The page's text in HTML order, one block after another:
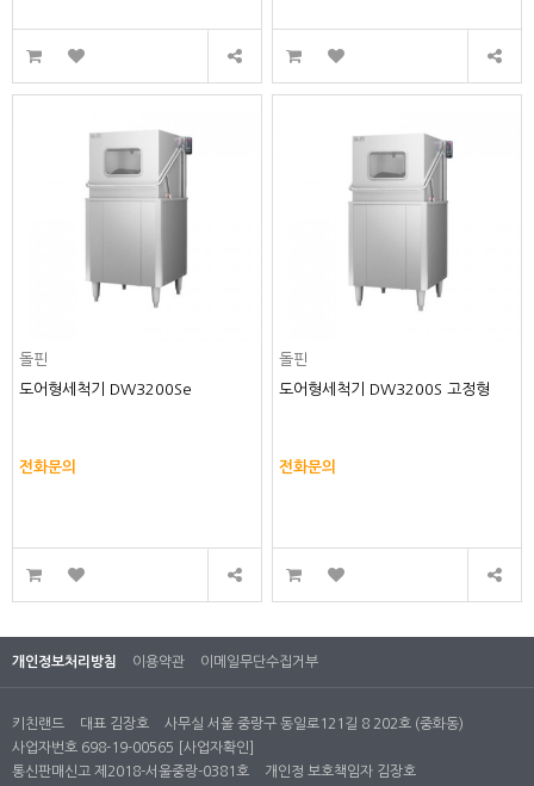
돌핀
도어형세척기 DW3200Se
전화문의
돌핀
도어형세척기 DW3200S 고정형
전화문의
개인정보처리방침 이용약관 이메일무단수집거부
키친랜드 대표 김장호
사무실 서울 중랑구 동일로121길 8 202호 (중화동)
사업자번호 698-19-00565
[사업자확인]
통신판매신고 제2018-서울중랑-0381호
개인정 보호책임자 김장호